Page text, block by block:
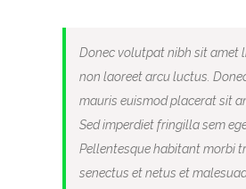
Donec volutpat nibh sit amet
non laoreet arcu luctus.
mauris euismod placerat sit
Sed imperdiet fringilla sem
Pellentesque habitant morbi
senectus et netus et